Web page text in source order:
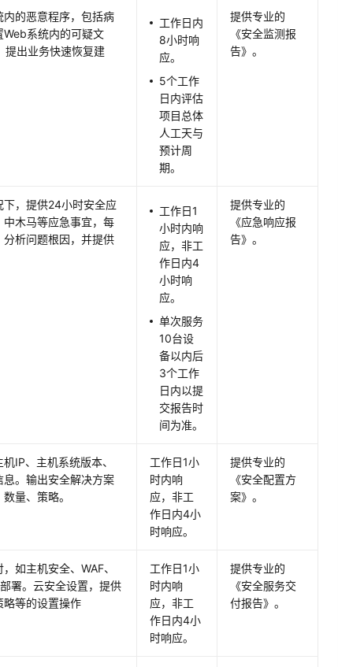
的恶意程序，包括病
系统内的可疑文
提出业务快速恢复建
工作日内
8小时响
应。
5个工作
日内评估
项目总体
人工天与
预计周
期。
提供专业的
《安全监测报
告》。
下，提供24小时安全应
木马等应急事宜，每
析问题根因，并提供
工作日1
小时内响
应，非工
作日内4
小时响
应。
单次服务
10台设
备以内后
3个工作
日内以提
交报告时
间为准。
提供专业的
《应急响应报
告》。
IP、主机系统版本、
。输出安全解决方案
量、策略。
工作日1小
时内响
应，非工
作日内4小
时响应。
提供专业的
《安全配置方
案》。
如主机安全、WAF、
署。云安全设置，提供
略等的设置操作
工作日1小
时内响
应，非工
作日内4小
时响应。
提供专业的
《安全服务交
付报告》。